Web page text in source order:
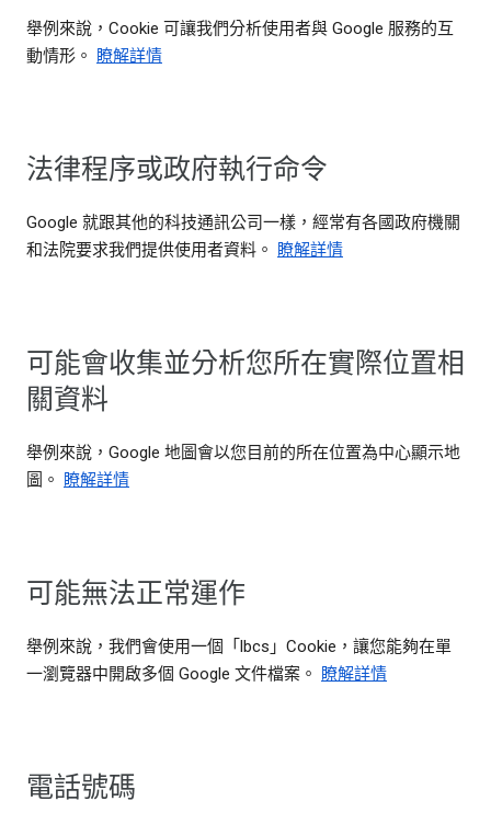
舉例來說，Cookie 可讓我們分析使用者與 Google 服務的互
動情形。
瞭解詳情
法律程序或政府執行命令
Google 就跟其他的科技通訊公司一樣，經常有各國政府機關
和法院要求我們提供使用者資料。
瞭解詳情
可能會收集並分析您所在實際位置相
關資料
舉例來說，Google 地圖會以您目前的所在位置為中心顯示地
圖。
瞭解詳情
可能無法正常運作
舉例來說，我們會使用一個「lbcs」Cookie，讓您能夠在單
一瀏覽器中開啟多個 Google 文件檔案。
瞭解詳情
電話號碼